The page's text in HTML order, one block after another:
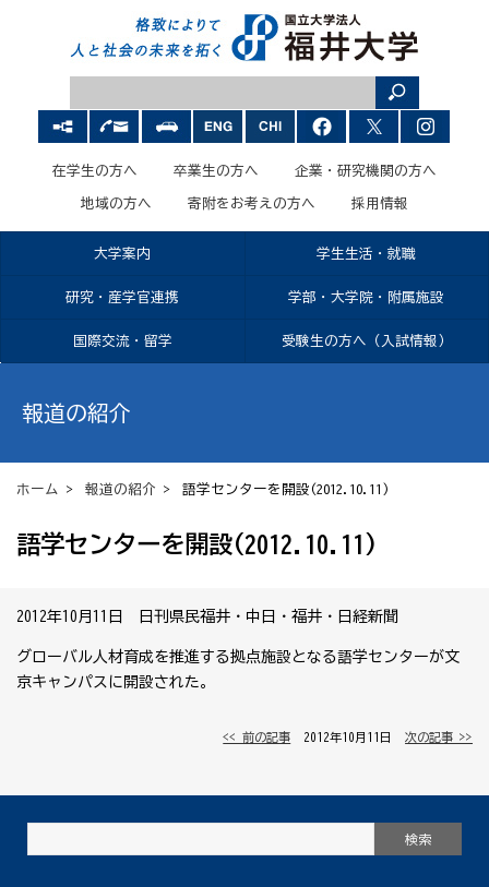
在学生の方へ 卒業生の方へ 企業・研究機関の方へ
地域の方へ 寄附をお考えの方へ 採用情報
大学案内 学生生活・就職
研究・産学官連携 学部・大学院・附属施設
国際交流・留学 受験生の方へ（入試情報）
報道の紹介
ホーム > 報道の紹介 > 語学センターを開設(2012.10.11)
語学センターを開設(2012.10.11)
2012年10月11日 日刊県民福井・中日・福井・日経新聞
グローバル人材育成を推進する拠点施設となる語学センターが文
京キャンパスに開設された。
<< 前の記事 │ 2012年10月11日 │次の記事 >>